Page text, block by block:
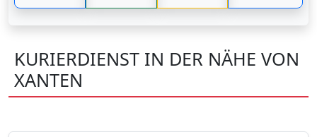
KURIERDIENST IN DER NÄHE VON
XANTEN